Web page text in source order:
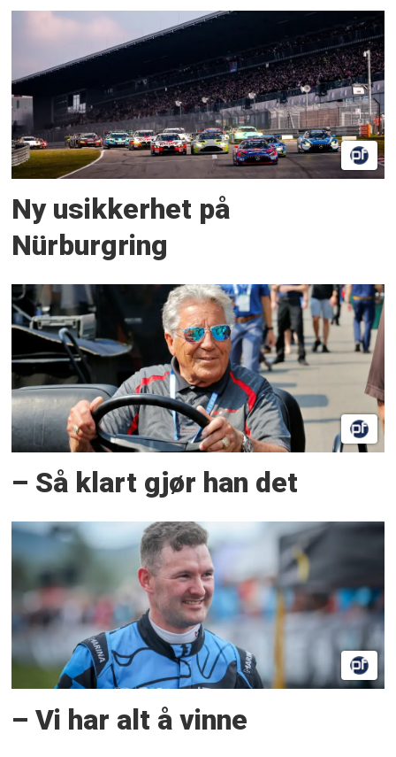
Ny usikkerhet på
Nürburgring
– Så klart gjør han det
– Vi har alt å vinne